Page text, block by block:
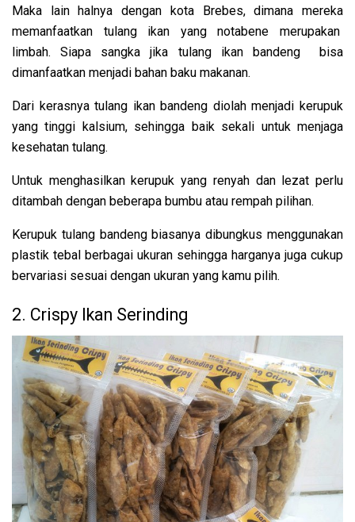
Maka lain halnya dengan kota Brebes, dimana mereka
memanfaatkan tulang ikan yang notabene merupakan
limbah. Siapa sangka jika tulang ikan bandeng bisa
dimanfaatkan menjadi bahan baku makanan.
Dari kerasnya tulang ikan bandeng diolah menjadi kerupuk
yang tinggi kalsium, sehingga baik sekali untuk menjaga
kesehatan tulang.
Untuk menghasilkan kerupuk yang renyah dan lezat perlu
ditambah dengan beberapa bumbu atau rempah pilihan.
Kerupuk tulang bandeng biasanya dibungkus menggunakan
plastik tebal berbagai ukuran sehingga harganya juga cukup
bervariasi sesuai dengan ukuran yang kamu pilih.
2. Crispy Ikan Serinding